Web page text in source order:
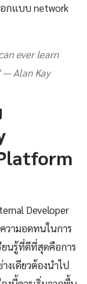
กแบบ network
ever learn
— Alan Kay
Developer
วามอดทนในการ
นรู้ที่ดีที่สุดคือการ
งเดียวต้องนำไป